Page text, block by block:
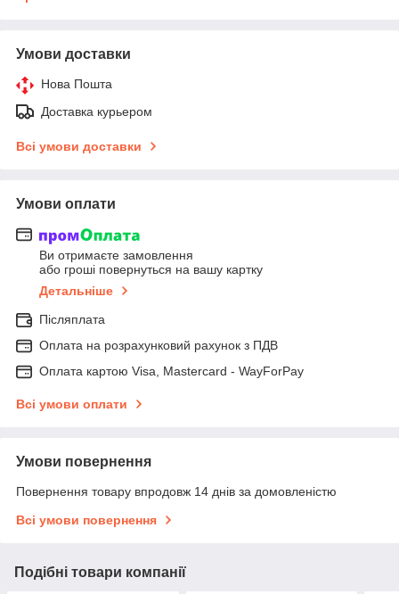
Умови доставки
Нова Пошта
Доставка курьером
Всі умови доставки
Умови оплати
Ви отримаєте замовлення
або гроші повернуться на вашу картку
Детальніше
Післяплата
Оплата на розрахунковий рахунок з ПДВ
Оплата картою Visa, Mastercard - WayForPay
Всі умови оплати
Умови повернення
Повернення товару впродовж 14 днів за домовленістю
Всі умови повернення
Подібні товари компанії